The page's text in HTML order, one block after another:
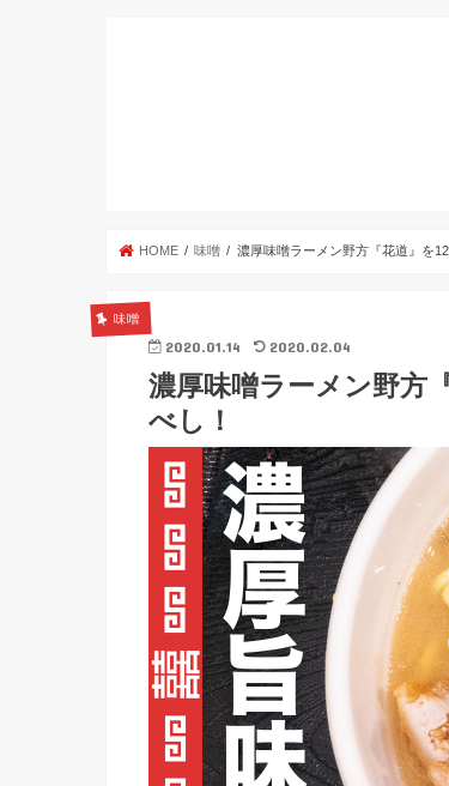
HOME 味噌 濃厚味噌ラーメン野方『花道』を
味噌
2020.01.14 2020.02.04
濃厚味噌ラーメン野方
べし！